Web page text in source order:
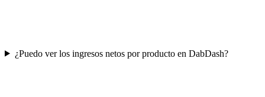
¿Puedo ver los ingresos netos por producto en DabDash?